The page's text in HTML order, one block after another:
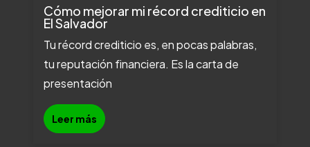
Cómo mejorar mi récord crediticio en
El Salvador
Tu récord crediticio es, en pocas palabras,
tu reputación financiera. Es la carta de
presentación
Leer más